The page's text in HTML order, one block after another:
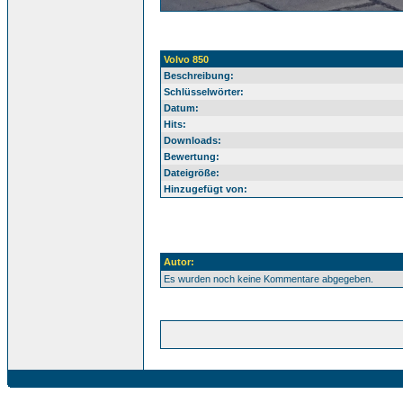
Volvo 850
Beschreibung:
Schlüsselwörter:
Datum:
Hits:
Downloads:
Bewertung:
Dateigröße:
Hinzugefügt von:
Autor:
Es wurden noch keine Kommentare abgegeben.